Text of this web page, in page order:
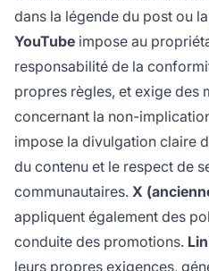
dans la légende du post ou
YouTube impose au
responsabilité de la
propres règles, et exige des
concernant la non-
impose la divulgation claire
du contenu et le respect de
communautaires. X
appliquent également des
conduite des promotions.
leurs propres exigences,